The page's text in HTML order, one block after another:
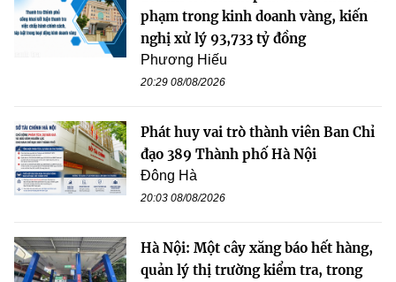
phạm trong kinh doanh vàng, kiến
nghị xử lý 93,733 tỷ đồng
Phương Hiếu
20:29 08/08/2026
Phát huy vai trò thành viên Ban Chỉ
đạo 389 Thành phố Hà Nội
Đông Hà
20:03 08/08/2026
Hà Nội: Một cây xăng báo hết hàng,
quản lý thị trường kiểm tra, trong